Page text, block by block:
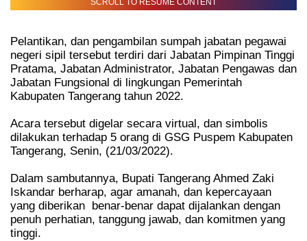
SCROLL TO RESUME CONTENT
Pelantikan, dan pengambilan sumpah jabatan pegawai
negeri sipil tersebut terdiri dari Jabatan Pimpinan Tinggi
Pratama, Jabatan Administrator, Jabatan Pengawas dan
Jabatan Fungsional di lingkungan Pemerintah
Kabupaten Tangerang tahun 2022.
Acara tersebut digelar secara virtual, dan simbolis
dilakukan terhadap 5 orang di GSG Puspem Kabupaten
Tangerang, Senin, (21/03/2022).
Dalam sambutannya, Bupati Tangerang Ahmed Zaki
Iskandar berharap, agar amanah, dan kepercayaan
yang diberikan
benar-benar dapat dijalankan dengan
penuh perhatian, tanggung jawab, dan komitmen yang
tinggi.